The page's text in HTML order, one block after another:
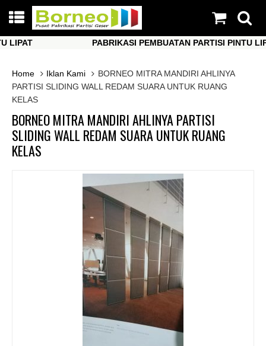
PABRIKASI PEMBUATAN PARTISI PINTU LIPAT
Home
Iklan Kami
BORNEO MITRA MANDIRI AHLINYA
PARTISI SLIDING WALL REDAM SUARA UNTUK RUANG
KELAS
BORNEO MITRA MANDIRI AHLINYA PARTISI
SLIDING WALL REDAM SUARA UNTUK RUANG
KELAS